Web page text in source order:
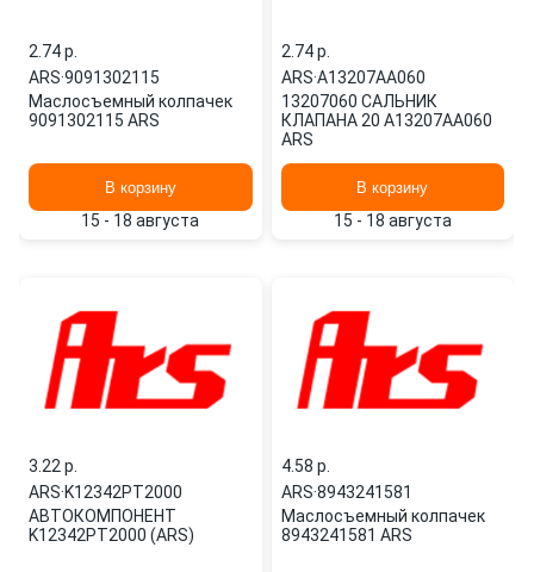
2.74 p.
ARS·9091302115
Маслосъемный колпачек
9091302115 ARS
В корзину
15 - 18 августа
2.74 p.
ARS·A13207AA060
13207060 САЛЬНИК
КЛАПАНА 20 A13207AA060
ARS
В корзину
15 - 18 августа
3.22 p.
ARS·K12342PT2000
АВТОКОМПОНЕНТ
K12342PT2000 (ARS)
4.58 p.
ARS·8943241581
Маслосъемный колпачек
8943241581 ARS